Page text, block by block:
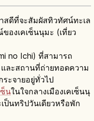
สดีที่จะสัมผัสทิวทัศน์ทะเล
องเคเซ็นนุมะ (เที่ยว
no Ichi) ที่สามารถ
และสถานที่ถ่ายทอดความ
ะจายอยู่ทั่วไป
นในใจกลางเมืองเคเซ็นนุ
ป็นทริปวันเดียวหรือพัก